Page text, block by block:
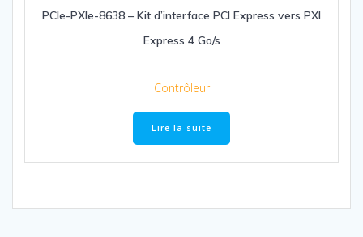
PCIe-PXIe-8638 – Kit d’interface PCI Express vers PXI
Express 4 Go/s
Contrôleur
Lire la suite